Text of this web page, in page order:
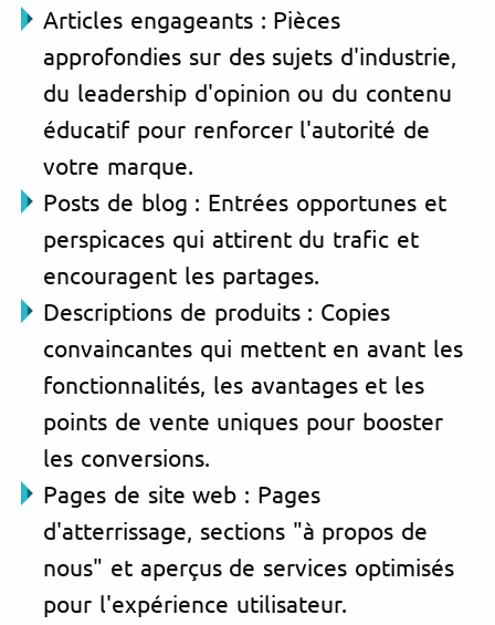
Articles engageants : Pièces
approfondies sur des sujets d'industrie,
du leadership d'opinion ou du contenu
éducatif pour renforcer l'autorité de
votre marque.
Posts de blog : Entrées opportunes et
perspicaces qui attirent du trafic et
encouragent les partages.
Descriptions de produits : Copies
convaincantes qui mettent en avant les
fonctionnalités, les avantages et les
points de vente uniques pour booster
les conversions.
Pages de site web : Pages
d'atterrissage, sections "à propos de
nous" et aperçus de services optimisés
pour l'expérience utilisateur.